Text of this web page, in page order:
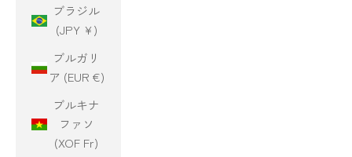
ブラジル
(JPY ¥)
ブルガリ
ア (EUR €)
ブルキナ
ファソ
(XOF Fr)